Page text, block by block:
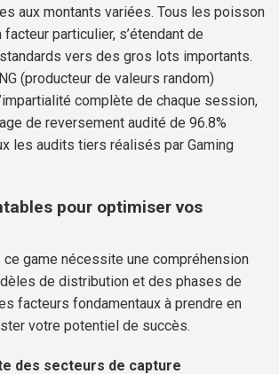
aux montants variées. Tous les poisson
particulier, s’étendant de
vers des gros lots importants.
(producteur de valeurs random)
complète de chaque session,
de reversement audité de 96.8%
les audits tiers réalisés par Gaming
pour optimiser vos
ce game nécessite une compréhension
de distribution et des phases de
facteurs fondamentaux à prendre en
votre potentiel de succès.
des secteurs de capture